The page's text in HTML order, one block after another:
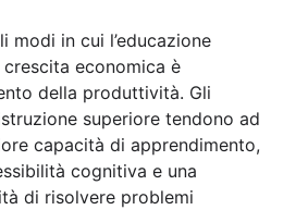
modi in cui l’educazione
economica è
della produttività. Gli
superiore tendono ad
capacità di apprendimento,
cognitiva e una
di risolvere problemi